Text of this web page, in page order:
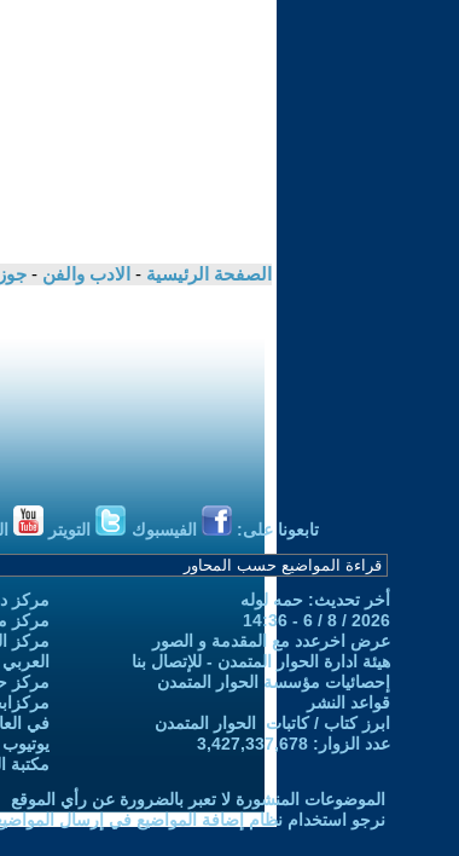
الصفحة الرئيسية - الادب والفن -
تابعونا على: الفيسبوك التويتر
أخر تحديث: حمه لوله
2026 / 8 / 6 - 14:36
عرض اخرعدد مع المقدمة و الصور
هيئة ادارة الحوار المتمدن - للإتصال بنا
إحصائيات مؤسسة الحوار المتمدن
قواعد النشر
ابرز كتاب / كاتبات الحوار المتمدن
عدد الزوار: 3,427,337,678
مركز
مركز
مركز
العربي
مركز
في
مكتبة
الموضوعات المنشورة لا تعبر بالضرورة عن رأي الموقع
نرجو استخدام نظام إضافة المواضيع في إرسال